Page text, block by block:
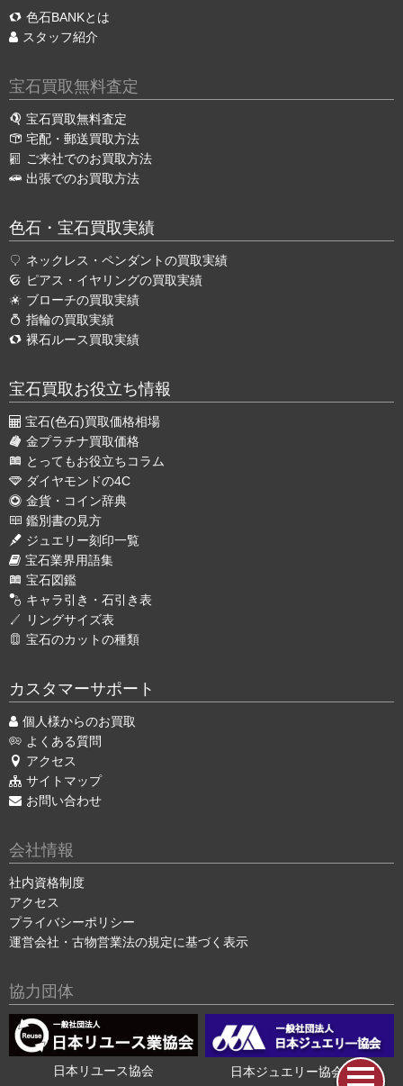
色石BANKとは
スタッフ紹介
宝石買取無料査定
宝石買取無料査定
宅配・郵送買取方法
ご来社でのお買取方法
出張でのお買取方法
色石・宝石買取実績
ネックレス・ペンダントの買取実績
ピアス・イヤリングの買取実績
ブローチの買取実績
指輪の買取実績
裸石ルース買取実績
宝石買取お役立ち情報
宝石(色石)買取価格相場
金プラチナ買取価格
とってもお役立ちコラム
ダイヤモンドの4C
金貨・コイン辞典
鑑別書の見方
ジュエリー刻印一覧
宝石業界用語集
宝石図鑑
キャラ引き・石引き表
リングサイズ表
宝石のカットの種類
カスタマーサポート
個人様からのお買取
よくある質問
アクセス
サイトマップ
お問い合わせ
会社情報
社内資格制度
アクセス
プライバシーポリシー
運営会社・古物営業法の規定に基づく表示
協力団体
日本リユース協会 日本ジュエリー協会会員